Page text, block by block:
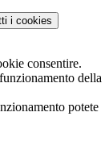
i cookies
consentire.
della
potete